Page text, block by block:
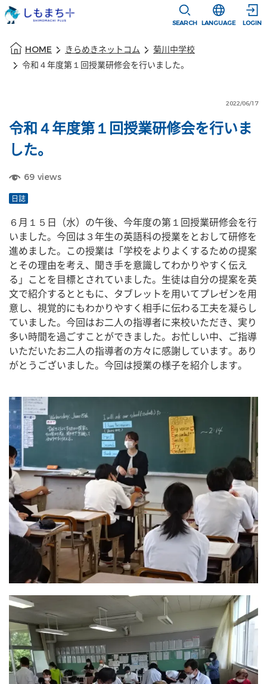
SEARCH
選択すると言
LANGUAGE LOGIN
HOME きらめきネットコム
菊川中学校
令和４年度第１回授業研修会を行いました。
2022/06/17
令和４年度第１回授業研修会を行いま
した。
69 views
日誌
６月１５日（水）の午後、今年度の第１回授業研修会を行
いました。今回は３年生の英語科の授業をとおして研修を
進めました。この授業は「学校をよりよくするための提案
とその理由を考え、聞き手を意識してわかりやすく伝え
る」ことを目標とされていました。生徒は自分の提案を英
文で紹介するとともに、タブレットを用いてプレゼンを用
意し、視覚的にもわかりやすく相手に伝わる工夫を凝らし
ていました。今回はお二人の指導者に来校いただき、実り
多い時間を過ごすことができました。お忙しい中、ご指導
いただいたお二人の指導者の方々に感謝しています。あり
がとうございました。今回は授業の様子を紹介します。